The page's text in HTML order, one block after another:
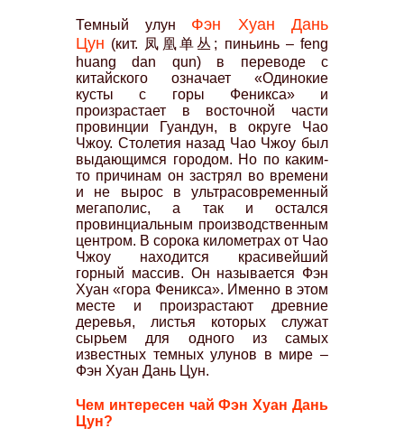
Темный улун Фэн Хуан Дань
Цун (кит. 凤凰单丛; пиньинь – feng
huang dan qun) в переводе с
китайского означает «Одинокие
кусты с горы Феникса» и
произрастает в восточной части
провинции Гуандун, в округе Чао
Чжоу. Столетия назад Чао Чжоу был
выдающимся городом. Но по каким-
то причинам он застрял во времени
и не вырос в ультрасовременный
мегаполис, а так и остался
провинциальным производственным
центром. В сорока километрах от Чао
Чжоу находится красивейший
горный массив. Он называется Фэн
Хуан «гора Феникса». Именно в этом
месте и произрастают древние
деревья, листья которых служат
сырьем для одного из самых
известных темных улунов в мире –
Фэн Хуан Дань Цун.
Чем интересен чай Фэн Хуан Дань
Цун?